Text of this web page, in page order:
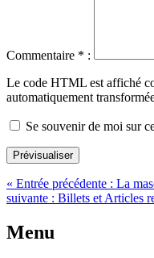
Commentaire * :
Le code HTML est affiché
automatiquement
Se souvenir de moi sur
Prévisualiser
« Entrée précédente : La
suivante : Billets et Articles
Menu